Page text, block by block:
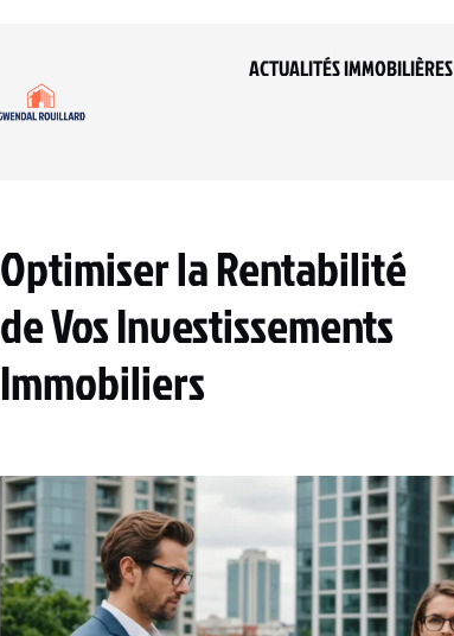
ACTUALITÉS IMMOBILIÈRES
Optimiser la Rentabilité
de Vos Investissements
Immobiliers